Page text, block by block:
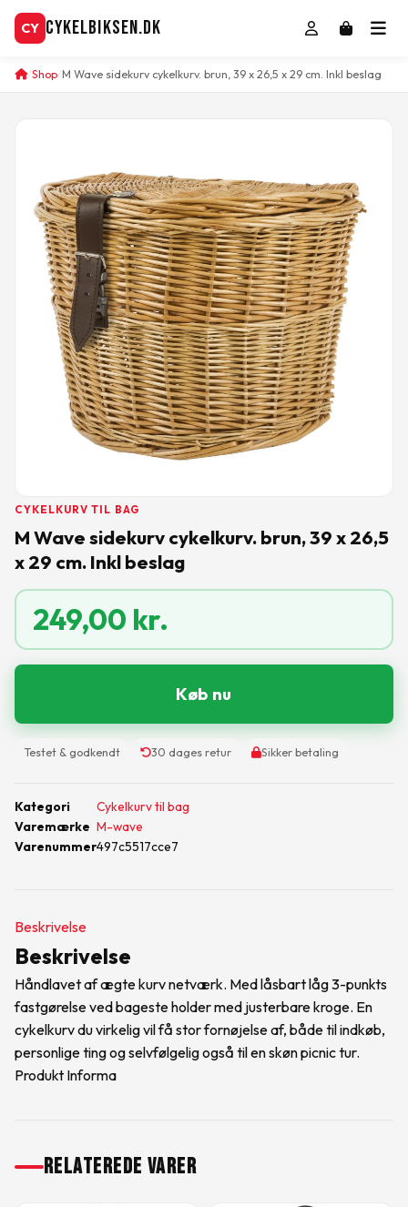
CY CykelBiksen.dk
Shop M Wave sidekurv cykelkurv. brun, 39 x 26,5 x 29 cm. Inkl beslag
CYKELKURV TIL BAG
M Wave sidekurv cykelkurv. brun, 39 x 26,5
x 29 cm. Inkl beslag
249,00 kr.
Køb nu
Testet & godkendt 30 dages retur Sikker betaling
Kategori
Cykelkurv til bag
Varemærke M-wave
Varenummer497c5517cce7
Beskrivelse
Beskrivelse
Håndlavet af ægte kurv netværk. Med låsbart låg 3-punkts
fastgørelse ved bageste holder med justerbare kroge. En
cykelkurv du virkelig vil få stor fornøjelse af, både til indkøb,
personlige ting og selvfølgelig også til en skøn picnic tur.
Produkt Informa
RELATEREDE VARER